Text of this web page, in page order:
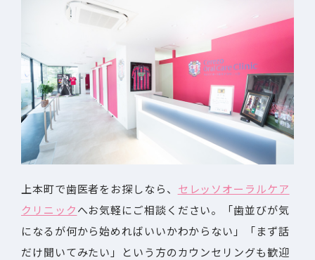
上本町で歯医者をお探しなら、 セレッソオーラルケア
クリニックへお気軽にご相談ください。「歯並びが気
になるが何から始めればいいかわからない」「まず話
だけ聞いてみたい」という方のカウンセリングも歓迎